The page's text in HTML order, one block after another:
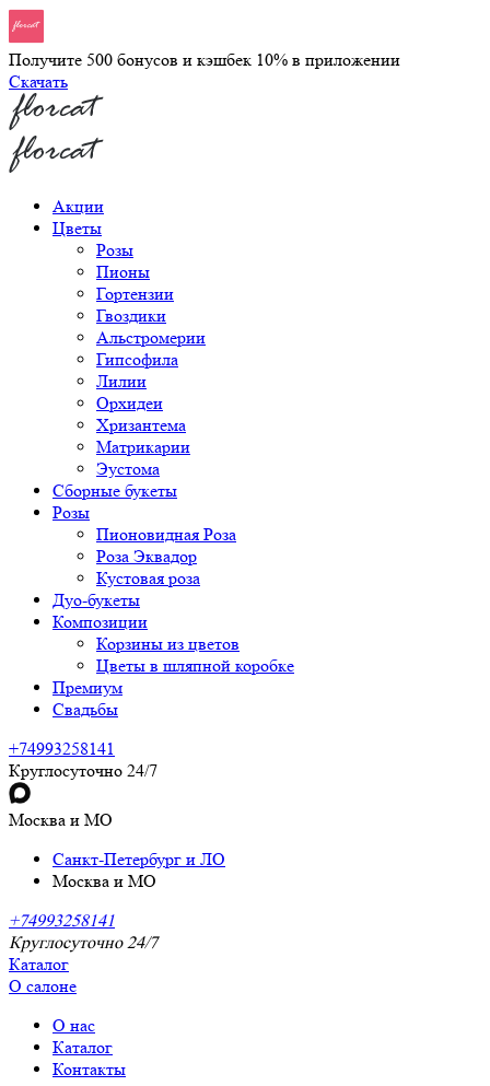
Получите 500 бонусов и кэшбек 10% в приложении
Скачать
Акции
Цветы
Розы
Пионы
Гортензии
Гвоздики
Альстромерии
Гипсофила
Лилии
Орхидеи
Хризантема
Матрикарии
Эустома
Сборные букеты
Розы
Пионовидная Роза
Роза Эквадор
Кустовая роза
Дуо-букеты
Композиции
Корзины из цветов
Цветы в шляпной коробке
Премиум
Свадьбы
+74993258141
Круглосуточно 24/7
Москва и МО
Санкт-Петербург и ЛО
Москва и МО
+74993258141
Круглосуточно 24/7
Каталог
О салоне
О нас
Каталог
Контакты